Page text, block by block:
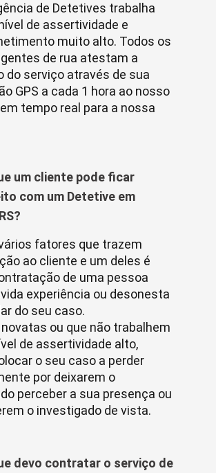
de Detetives trabalha
de assertividade e
muito alto. Todos os
de rua atestam a
do serviço através de sua
GPS a cada 1 hora ao nosso
tempo real para a nossa
um cliente pode ficar
com um Detetive em
fatores que trazem
ao cliente e um deles é
de uma pessoa
experiência ou desonesta
do seu caso.
ou que não trabalhem
de assertividade alto,
o seu caso a perder
por deixarem o
perceber a sua presença ou
o investigado de vista.
devo contratar o serviço de